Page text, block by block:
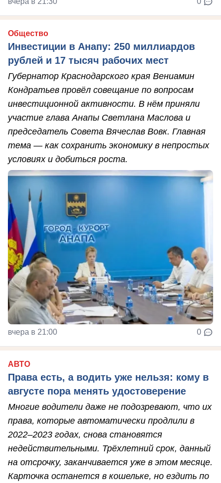
Общество
Инвестиции в Анапу: 250 миллиардов
рублей и 17 тысяч рабочих мест
Губернатор Краснодарского края Вениамин
Кондратьев провёл совещание по вопросам
инвестиционной активности. В нём приняли
участие глава Анапы Светлана Маслова и
председатель Совета Вячеслав Вовк. Главная
тема — как сохранить экономику в непростых
условиях и добиться роста.
вчера в 21:00 0
АВТО
Права есть, а водить уже нельзя: кому в
августе пора менять удостоверение
Многие водители даже не подозревают, что их
права, которые автоматически продлили в
2022–2023 годах, снова становятся
недействительными. Трёхлетний срок, данный
на отсрочку, заканчивается уже в этом месяце.
Карточка останется в кошельке, но ездить по